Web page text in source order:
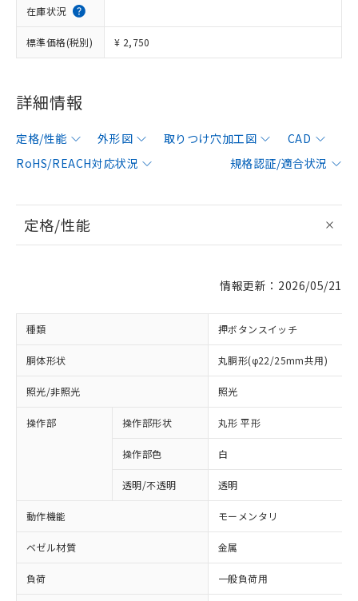
在庫状況
標準価格(税別) ¥ 2,750
詳細情報
定格/性能 外形図 取りつけ穴加工図
CAD
RoHS/REACH対応状況
規格認証/適合状況
定格/性能
情報更新：2026/05/21
種類 押ボタンスイッチ
胴体形状 丸胴形(φ22/25mm共用)
照光/非照光 照光
操作部 操作部形状 丸形 平形
操作部色 白
透明/不透明 透明
動作機能 モーメンタリ
ベゼル材質 金属
負荷 一般負荷用